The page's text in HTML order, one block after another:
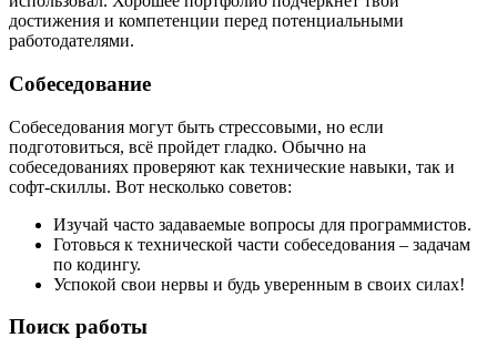
достижения и компетенции перед потенциальными
работодателями.
Собеседование
Собеседования могут быть стрессовыми, но если
подготовиться, всё пройдет гладко. Обычно на
собеседованиях проверяют как технические навыки, так и
софт-скиллы. Вот несколько советов:
Изучай часто задаваемые вопросы для программистов.
Готовься к технической части собеседования – задачам
по кодингу.
Успокой свои нервы и будь уверенным в своих силах!
Поиск работы